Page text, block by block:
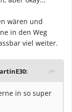
wären und
in den Weg
viel weiter.
:
in so super